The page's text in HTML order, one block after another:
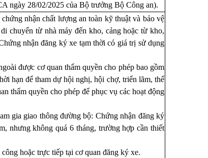
ngày 28/02/2025 của Bộ trưởng Bộ Công an).
nhận chất lượng an toàn kỹ thuật và bảo vệ
chuyển từ nhà máy đến kho, cảng hoặc từ kho,
nhận đăng ký xe tạm thời có giá trị sử dụng
được cơ quan thẩm quyền cho phép bao gồm
hạn để tham dự hội nghị, hội chợ, triển lãm, thể
thẩm quyền cho phép để phục vụ các hoạt động
gia giao thông đường bộ: Chứng nhận đăng ký
nhưng không quá 6 tháng, trường hợp cần thiết
hoặc trực tiếp tại cơ quan đăng ký xe.